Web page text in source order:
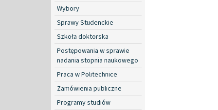
Wybory
Sprawy Studenckie
Szkoła doktorska
Postępowania w sprawie
nadania stopnia naukowego
Praca w Politechnice
Zamówienia publiczne
Programy studiów